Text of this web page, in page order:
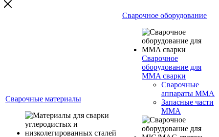
Сварочные материалы
Сварочное оборудование
Сварочное
оборудование для
MMA сварки
Сварочные
аппараты MMA
Запасные части
MMA